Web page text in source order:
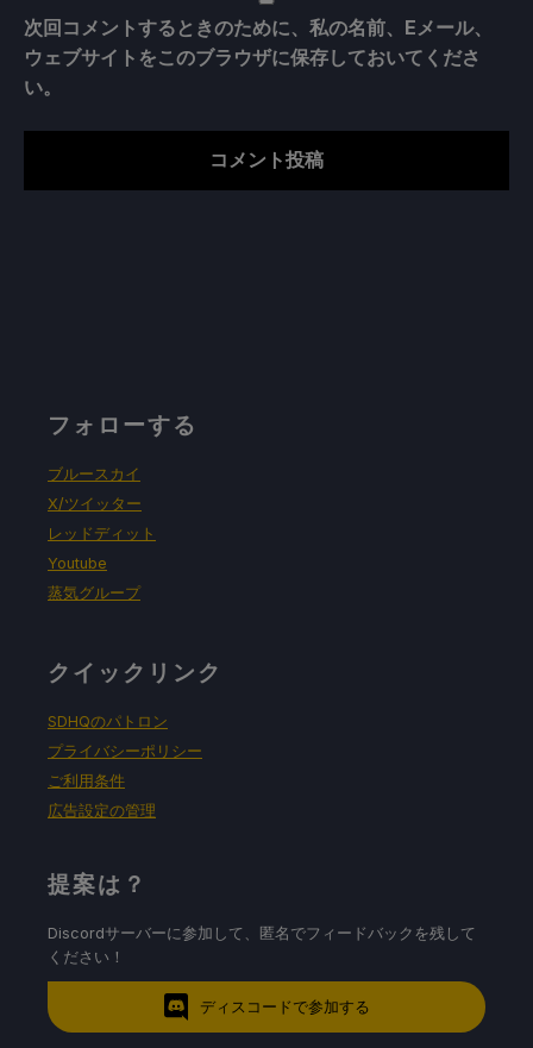
次回コメントするときのために、私の名前、Eメール、
ウェブサイトをこのブラウザに保存しておいてくださ
い。
フォローする
ブルースカイ
X/ツイッター
レッドディット
Youtube
蒸気グループ
クイックリンク
SDHQのパトロン
プライバシーポリシー
ご利用条件
広告設定の管理
提案は？
Discordサーバーに参加して、匿名でフィードバックを残して
ください！
ディスコードで参加する